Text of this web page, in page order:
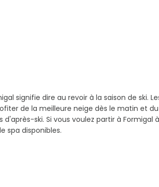
signifie dire au revoir à la saison de ski.
de la meilleure neige dès le matin et
ski. Si vous voulez partir à Formigal
spa disponibles.